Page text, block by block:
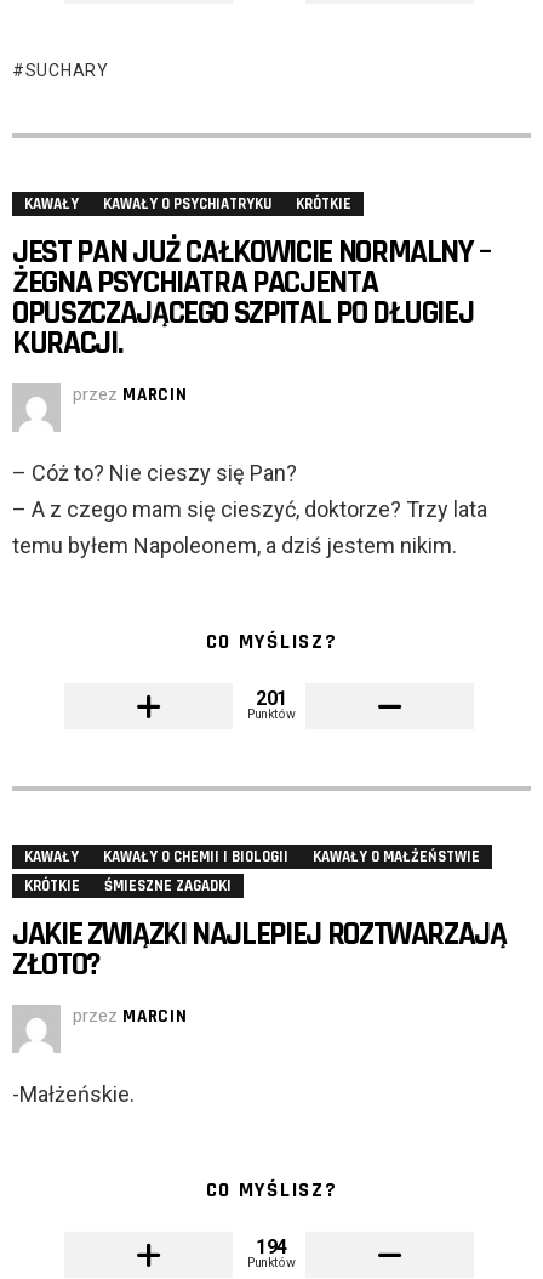
SUCHARY
KAWAŁY KAWAŁY O PSYCHIATRYKU KRÓTKIE
JEST PAN JUŻ CAŁKOWICIE NORMALNY –
ŻEGNA PSYCHIATRA PACJENTA
OPUSZCZAJĄCEGO SZPITAL PO DŁUGIEJ
KURACJI.
przez MARCIN
– Cóż to? Nie cieszy się Pan?
– A z czego mam się cieszyć, doktorze? Trzy lata
temu byłem Napoleonem, a dziś jestem nikim.
CO MYŚLISZ?
201
Punktów
KAWAŁY KAWAŁY O CHEMII I BIOLOGII
KAWAŁY O MAŁŻEŃSTWIE
KRÓTKIE
ŚMIESZNE ZAGADKI
JAKIE ZWIĄZKI NAJLEPIEJ ROZTWARZAJĄ
ZŁOTO?
przez MARCIN
-Małżeńskie.
CO MYŚLISZ?
194
Punktów